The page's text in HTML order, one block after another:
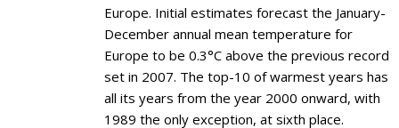
Europe. Initial estimates forecast the January-
December annual mean temperature for
Europe to be 0.3°C above the previous record
set in 2007. The top-10 of warmest years has
all its years from the year 2000 onward, with
1989 the only exception, at sixth place.